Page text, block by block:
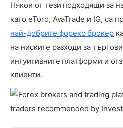
Някои от тези подходящи за
като eToro, AvaTrade и IG, са
най-добрите форекс брокер
на ниските разходи за
интуитивните платформи и
клиенти.